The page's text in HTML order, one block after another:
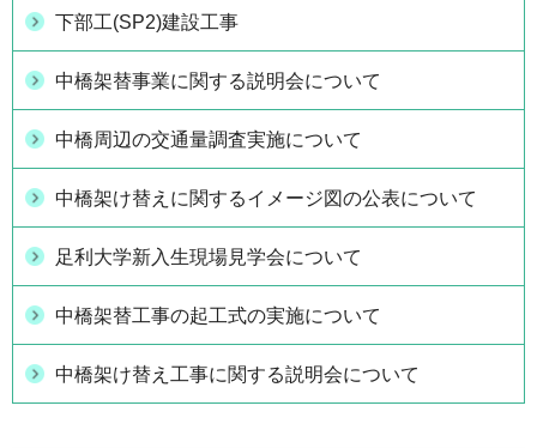
下部工(SP2)建設工事
中橋架替事業に関する説明会について
中橋周辺の交通量調査実施について
中橋架け替えに関するイメージ図の公表について
足利大学新入生現場見学会について
中橋架替工事の起工式の実施について
中橋架け替え工事に関する説明会について